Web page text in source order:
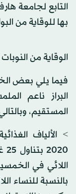
التابع لجامعة
بها للوقاية من
الوقاية من النوبات
فيما يلي بعض
البراز ناعم
المستقيم،